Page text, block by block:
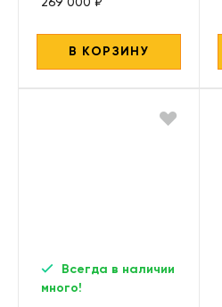
269 000 ₽
В КОРЗИНУ
Всегда в наличии
много!